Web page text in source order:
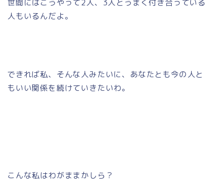
世間にはこうやって2人、3人とうまく付き合っている
人もいるんだよ。
できれば私、そんな人みたいに、あなたとも今の人と
もいい関係を続けていきたいわ。
こんな私はわがままかしら？